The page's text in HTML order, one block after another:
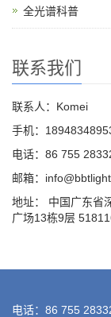
全光谱科普
联系我们
联系人：Komei
手机：
电话：86 755
邮箱：
地址： 中国广东省
广场13栋9层
电话：86 755